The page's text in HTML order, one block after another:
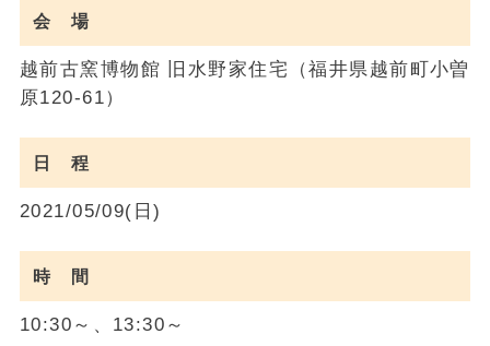
会 場
越前古窯博物館 旧水野家住宅（福井県越前町小曽
原120-61）
日 程
2021/05/09(日)
時 間
10:30～、13:30～